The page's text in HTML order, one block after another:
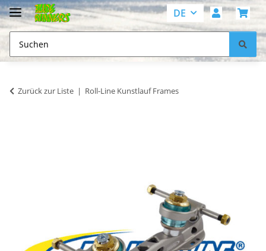
DE
Zurück zur Liste Roll-Line Kunstlauf Frames